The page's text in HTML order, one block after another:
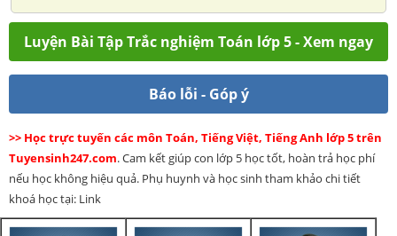
Luyện Bài Tập Trắc nghiệm Toán lớp 5 - Xem ngay
Báo lỗi - Góp ý
>> Học trực tuyến các môn Toán, Tiếng Việt, Tiếng Anh lớp 5 trên
Tuyensinh247.com. Cam kết giúp con lớp 5 học tốt, hoàn trả học phí
nếu học không hiệu quả. Phụ huynh và học sinh tham khảo chi tiết
khoá học tại: Link